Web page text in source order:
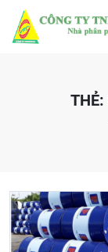
THẺ: